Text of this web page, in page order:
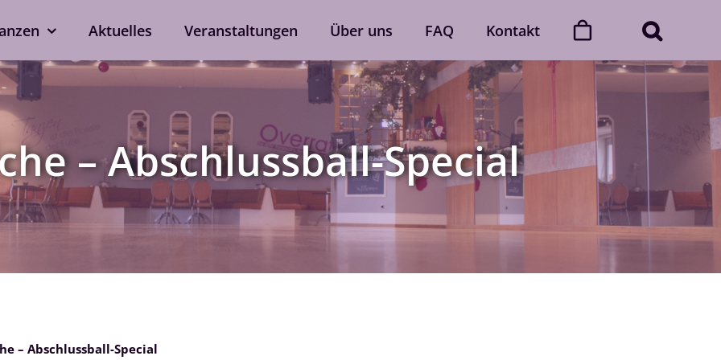
Tanzen ohne Partner
Line Dance
Single-Anmeldung
Privatstunden
Nach Verfügbarkeit auch gerne
bei eurem Wunschtrainer. Auch
Dance with friends
Der „Dance with friends“-Club
Mehr erfahren
Gutscheine
Momente voller Rhythmus und
Aktuelles Veranstaltungen Über uns FAQ Kontakt
– Abschlussball-Special
– Abschlussball-Special